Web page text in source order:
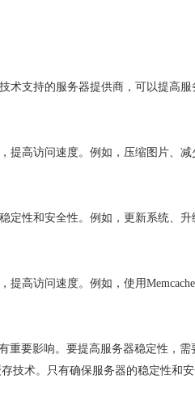
支持的服务器提供商，可以提高服
高访问速度。例如，压缩图片、减
性和安全性。例如，更新系统、升
高访问速度。例如，使用
要影响。要提高服务器稳定性，需
技术。只有确保服务器的稳定性和